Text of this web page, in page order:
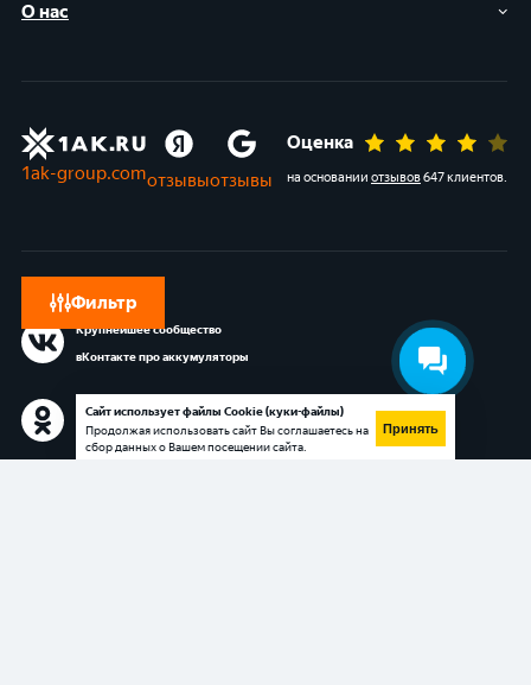
Фильтр
Сайт использует файлы Cookie (куки-файлы)
Продолжая использовать сайт Вы соглашаетесь на
сбор данных о Вашем посещении сайта.
Принять
О нас
1ak-group.comотзывыотзывы
Оценка
на основании отзывов647 клиентов.
Крупнейшее сообщество
вКонтакте про аккумуляторы
Сообщество в Одноклассниках
про аккумуляторы